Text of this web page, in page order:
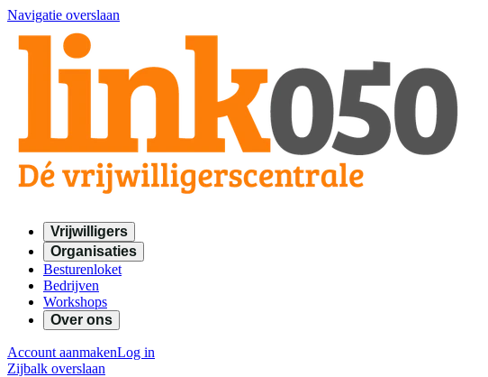
Navigatie overslaan
Vrijwilligers
Organisaties
Besturenloket
Bedrijven
Workshops
Over ons
Account aanmakenLog in
Zijbalk overslaan